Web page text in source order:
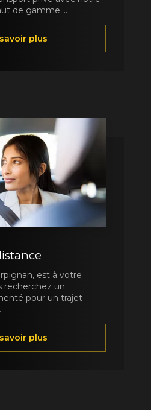
de gamme....
plus
est à votre
recherchez un
pour un trajet
plus